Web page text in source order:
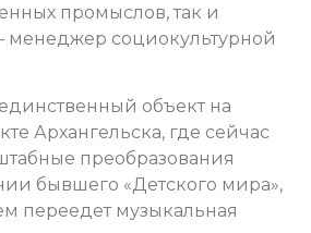
промыслов, так и
менеджер социокультурной
объект на
Архангельска, где сейчас
преобразования
бывшего «Детского мира»,
переедет музыкальная